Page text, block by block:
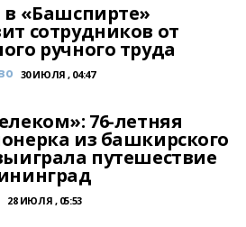
в «Башспирте»
сотрудников от
ручного труда
30 ИЮЛЯ , 04:47
76-летняя
из башкирского
путешествие
28 ИЮЛЯ , 05:53